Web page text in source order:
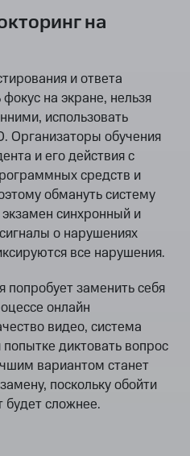
на
и ответа
на экране, нельзя
использовать
Организаторы обучения
и его действия с
средств и
обмануть систему
синхронный и
о нарушениях
все нарушения.
заменить себя
онлайн
видео, система
диктовать вопрос
вариантом станет
поскольку обойти
будет сложнее.